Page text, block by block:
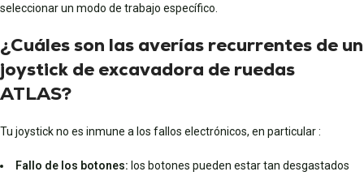
seleccionar un modo de trabajo específico.
¿Cuáles son las averías recurrentes de un
joystick de excavadora de ruedas
ATLAS?
Tu joystick no es inmune a los fallos electrónicos, en particular :
Fallo de los botones: los botones pueden estar tan desgastados